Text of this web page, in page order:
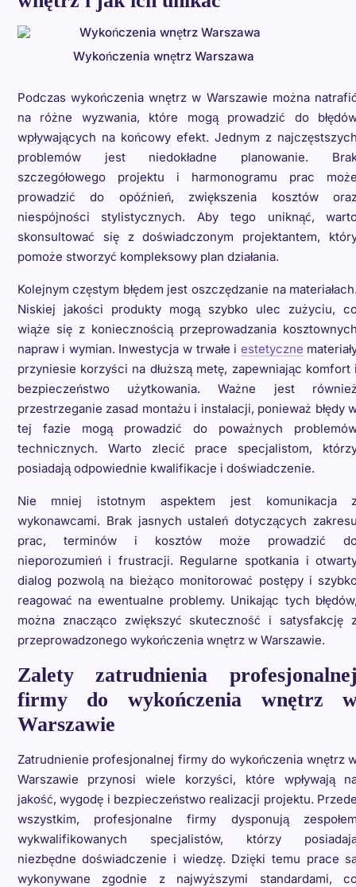
Wykończenia wnętrz Warszawa
Podczas wykończenia wnętrz w Warszawie można
na różne wyzwania, które mogą prowadzić do
wpływających na końcowy efekt. Jednym z
problemów jest niedokładne planowanie.
szczegółowego projektu i harmonogramu prac
prowadzić do opóźnień, zwiększenia kosztów
niespójności stylistycznych. Aby tego uniknąć,
skonsultować się z doświadczonym projektantem,
pomoże stworzyć kompleksowy plan działania.
Kolejnym częstym błędem jest oszczędzanie na
Niskiej jakości produkty mogą szybko ulec zużyciu,
wiąże się z koniecznością przeprowadzania
napraw i wymian. Inwestycja w trwałe i estetyczne
przyniesie korzyści na dłuższą metę, zapewniając komfort
bezpieczeństwo użytkowania. Ważne jest
przestrzeganie zasad montażu i instalacji, ponieważ błędy
tej fazie mogą prowadzić do poważnych
technicznych. Warto zlecić prace specjalistom,
posiadają odpowiednie kwalifikacje i doświadczenie.
Nie mniej istotnym aspektem jest komunikacja
wykonawcami. Brak jasnych ustaleń dotyczących
prac, terminów i kosztów może prowadzić
nieporozumień i frustracji. Regularne spotkania i
dialog pozwolą na bieżąco monitorować postępy i
reagować na ewentualne problemy. Unikając tych
można znacząco zwiększyć skuteczność i satysfakcję
przeprowadzonego wykończenia wnętrz w Warszawie.
Zalety zatrudnienia
firmy do wykończenia wnętrz
Warszawie
Zatrudnienie profesjonalnej firmy do wykończenia wnętrz
Warszawie przynosi wiele korzyści, które wpływają
jakość, wygodę i bezpieczeństwo realizacji projektu.
wszystkim, profesjonalne firmy dysponują
wykwalifikowanych specjalistów, którzy
niezbędne doświadczenie i wiedzę. Dzięki temu prace
wykonywane zgodnie z najwyższymi standardami,